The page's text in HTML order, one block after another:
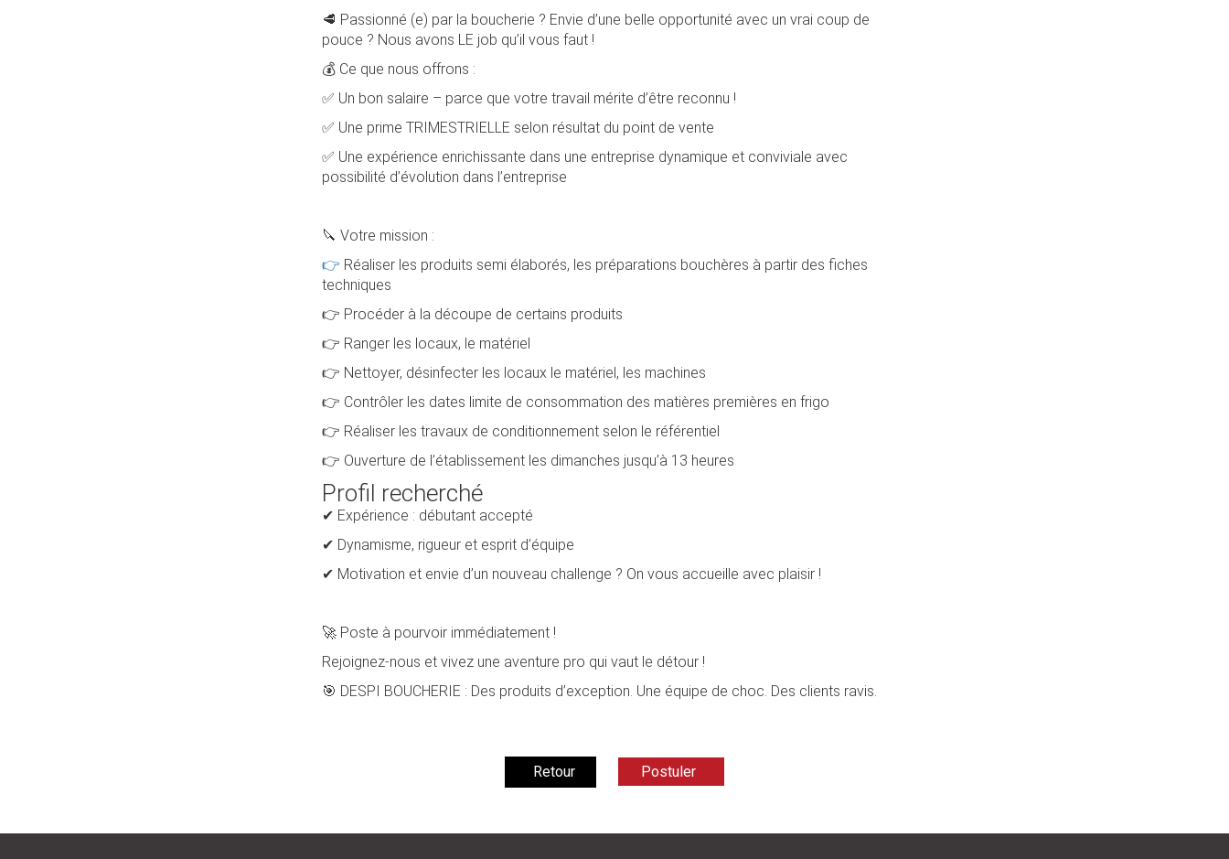
🥩 Passionné (e) par la boucherie ? Envie d’une belle opportunité avec un vrai coup de
pouce ? Nous avons LE job qu’il vous faut !
💰 Ce que nous offrons :
✅ Un bon salaire – parce que votre travail mérite d’être reconnu !
✅ Une prime TRIMESTRIELLE selon résultat du point de vente
✅ Une expérience enrichissante dans une entreprise dynamique et conviviale avec
possibilité d’évolution dans l’entreprise
🔪 Votre mission :
👉 Réaliser les produits semi élaborés, les préparations bouchères à partir des fiches
techniques
👉 Procéder à la découpe de certains produits
👉 Ranger les locaux, le matériel
👉 Nettoyer, désinfecter les locaux le matériel, les machines
👉 Contrôler les dates limite de consommation des matières premières en frigo
👉 Réaliser les travaux de conditionnement selon le référentiel
👉 Ouverture de l’établissement les dimanches jusqu’à 13 heures
Profil recherché
✔ Expérience : débutant accepté
✔ Dynamisme, rigueur et esprit d’équipe
✔ Motivation et envie d’un nouveau challenge ? On vous accueille avec plaisir !
🚀 Poste à pourvoir immédiatement !
Rejoignez-nous et vivez une aventure pro qui vaut le détour !
🎯 DESPI BOUCHERIE : Des produits d’exception. Une équipe de choc. Des clients ravis.
Postuler